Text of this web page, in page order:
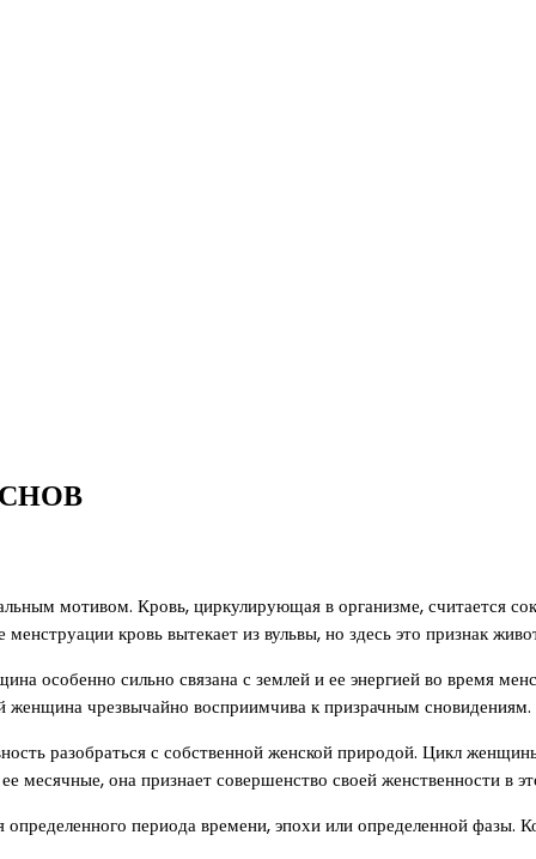
мотивом. Кровь, циркулирующая в организме, считается
кровь вытекает из вульвы, но здесь это признак
особенно сильно связана с землей и ее энергией во время
женщина чрезвычайно восприимчива к призрачным сновидениям.
разобраться с собственной женской природой. Цикл
месячные, она признает совершенство своей женственности в
определенного периода времени, эпохи или определенной